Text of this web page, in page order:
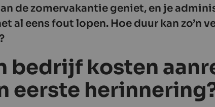
de zomervakantie geniet, en je
al eens fout lopen. Hoe duur kan zo’n
bedrijf kosten
eerste